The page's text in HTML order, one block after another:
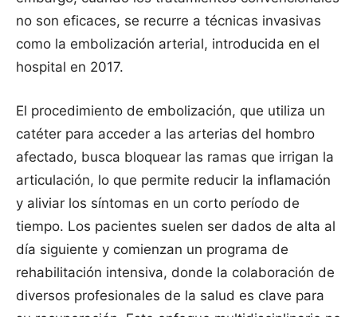
no son eficaces, se recurre a técnicas invasivas
como la embolización arterial, introducida en el
hospital en 2017.
El procedimiento de embolización, que utiliza un
catéter para acceder a las arterias del hombro
afectado, busca bloquear las ramas que irrigan la
articulación, lo que permite reducir la inflamación
y aliviar los síntomas en un corto período de
tiempo. Los pacientes suelen ser dados de alta al
día siguiente y comienzan un programa de
rehabilitación intensiva, donde la colaboración de
diversos profesionales de la salud es clave para